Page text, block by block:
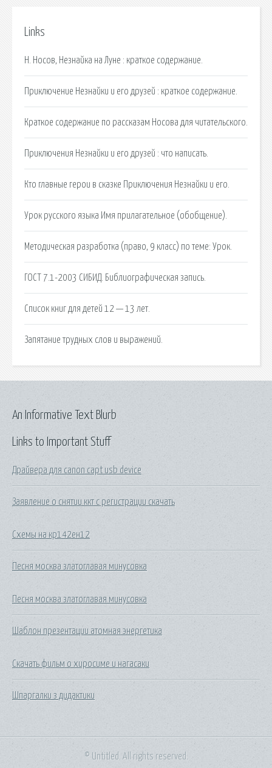
Links
Н. Носов, Незнайка на Луне : краткое содержание.
Приключение Незнайки и его друзей : краткое содержание.
Краткое содержание по рассказам Носова для читательского.
Приключения Незнайки и его друзей : что написать.
Кто главные герои в сказке Приключения Незнайки и его.
Урок русского языка Имя прилагательное (обобщение).
Методическая разработка (право, 9 класс) по теме: Урок.
ГОСТ 7.1-2003 СИБИД. Библиографическая запись.
Список книг для детей 12 — 13 лет.
Запятание трудных слов и выражений.
Links to Important Stuff
Драйвера для canon capt usb device
Заявление о снятии ккт с регистрации скачать
Схемы на кр142ен12
Песня москва златоглавая минусовка
Песня москва златоглавая минусовка
Шаблон презентации атомная энергетика
Скачать фильм о хиросиме и нагасаки
Шпаргалки з дидактики
An Informative Text Blurb
© Untitled. All rights reserved.